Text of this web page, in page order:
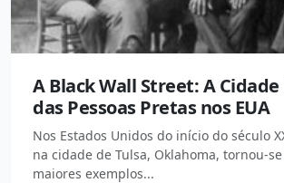
A Black Wall Street: A
das Pessoas Pretas nos EUA
Nos Estados Unidos do início do século
na cidade de Tulsa, Oklahoma, tornou-
maiores exemplos...